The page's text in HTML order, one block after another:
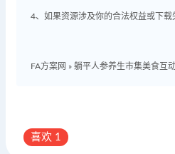
4、如果资源涉及你的合法权益或下载
FA方案网 » 躺平人参养生市集美食互
喜欢 1